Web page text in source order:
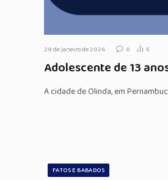
29 de janeiro de 2026 0 5
Adolescente de 13
A cidade de Olinda, em
FATOS E BABADOS